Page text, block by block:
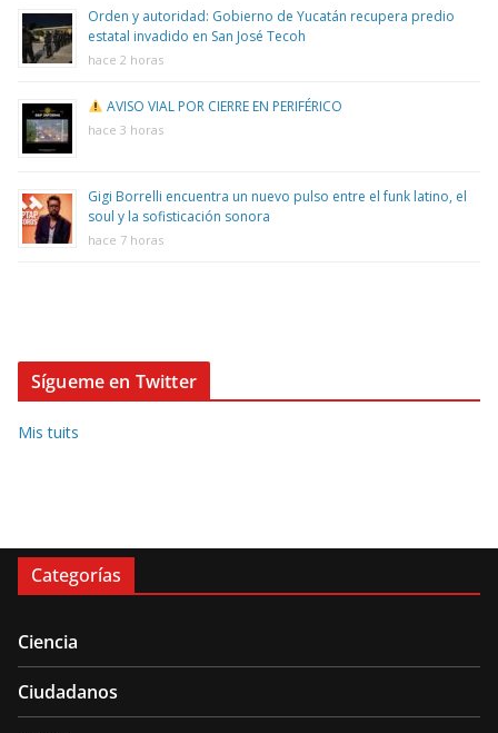
Orden y autoridad: Gobierno de Yucatán recupera predio
estatal invadido en San José Tecoh
hace 2 horas
AVISO VIAL POR CIERRE EN PERIFÉRICO
hace 3 horas
Gigi Borrelli encuentra un nuevo pulso entre el funk latino, el
soul y la sofisticación sonora
hace 7 horas
Sígueme en Twitter
Mis tuits
Categorías
Ciencia
Ciudadanos